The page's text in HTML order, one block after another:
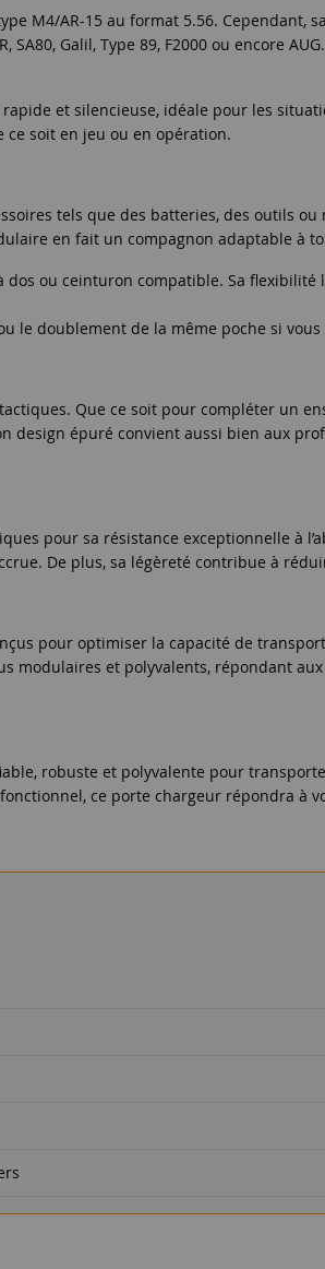
M4/AR-15 au format 5.56. Cependant,
SA80, Galil, Type 89, F2000 ou encore
et silencieuse, idéale pour les
soit en jeu ou en opération.
tels que des batteries, des outils
en fait un compagnon adaptable à
ou ceinturon compatible. Sa
le doublement de la même poche si
Que ce soit pour compléter un
design épuré convient aussi bien aux
pour sa résistance exceptionnelle à
De plus, sa légèreté contribue à
pour optimiser la capacité de
modulaires et polyvalents, répondant
robuste et polyvalente pour
ce porte chargeur répondra à